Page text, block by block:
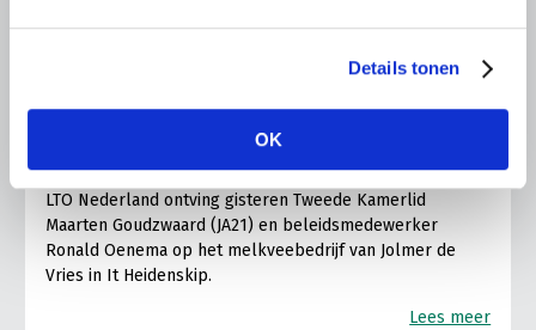
Details tonen
OK
LTO LOBBY
Kamerlid Goudzwaard (JA21)
bezoekt melkveehouderij in
Súdwest-Fryslân
LTO Nederland ontving gisteren Tweede Kamerlid
Maarten Goudzwaard (JA21) en beleidsmedewerker
Ronald Oenema op het melkveebedrijf van Jolmer de
Vries in It Heidenskip.
Lees meer